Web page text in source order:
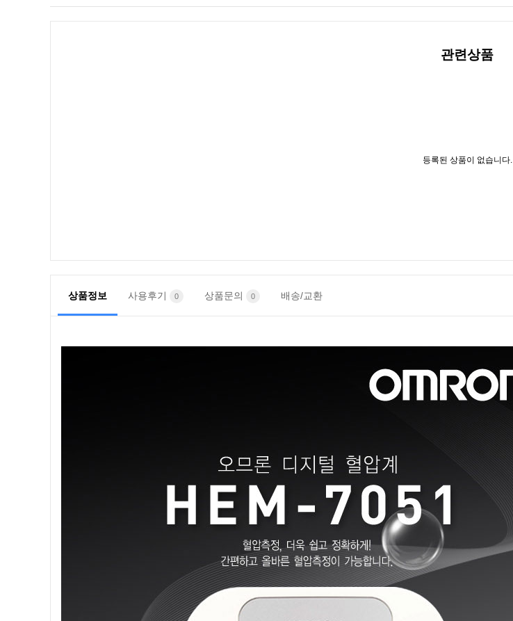
관련상품
등록된 상품이 없습니다.
상품정보 사용후기 0 상품문의 0 배송/교환